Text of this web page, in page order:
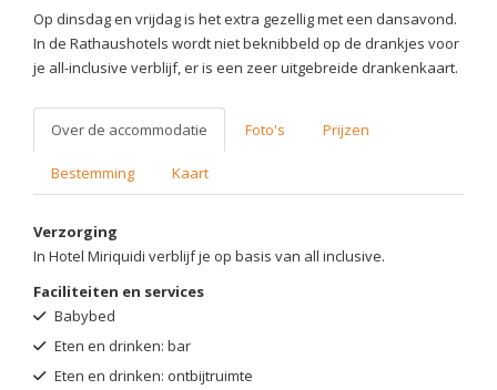
Op dinsdag en vrijdag is het extra gezellig met een dansavond.
In de Rathaushotels wordt niet beknibbeld op de drankjes voor
je all-inclusive verblijf, er is een zeer uitgebreide drankenkaart.
Over de accommodatie Foto's Prijzen
Bestemming Kaart
Verzorging
In Hotel Miriquidi verblijf je op basis van all inclusive.
Faciliteiten en services
Babybed
Eten en drinken: bar
Eten en drinken: ontbijtruimte